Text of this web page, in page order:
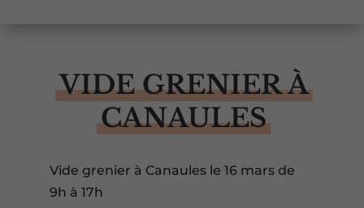
VIDE GRENIER À
CANAULES
Vide grenier à Canaules le 16 mars de
9h à 17h